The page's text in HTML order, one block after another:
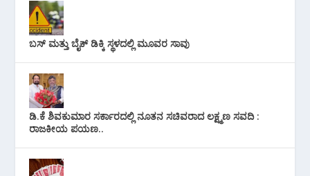
ಬಸ್ ಮತ್ತು ಬೈಕ್ ಡಿಕ್ಕಿ ಸ್ಥಳದಲ್ಲಿ ಮೂವರ ಸಾವು
ಡಿ.ಕೆ ಶಿವಕುಮಾರ ಸರ್ಕಾರದಲ್ಲಿ ನೂತನ ಸಚಿವರಾದ ಲಕ್ಷ್ಮಣ ಸವದಿ :
ರಾಜಕೀಯ ಪಯಣ..